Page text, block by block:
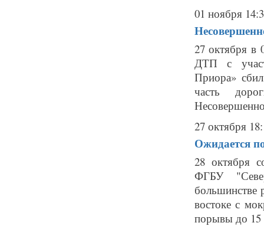
01 ноября
27 октября
ДТП с
Приора»
часть
27 октября
Ожидается
28 октября
ФГБУ
большинстве
востоке с
порывы до